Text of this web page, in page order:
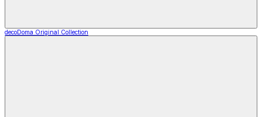
decoDoma Original Collection